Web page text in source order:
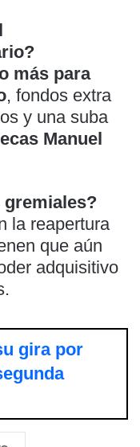
más para
, fondos extra
y una suba
Manuel
la reapertura
que aún
adquisitivo
gira por